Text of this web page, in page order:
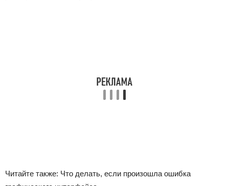
Читайте также: Что делать, если произошла ошибка